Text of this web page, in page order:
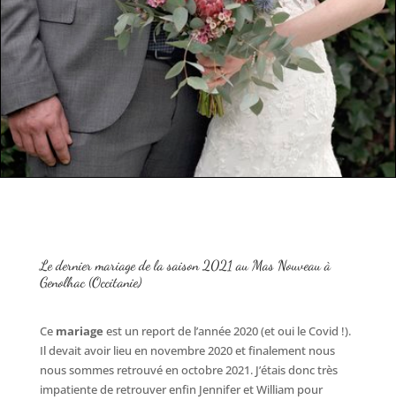
Le dernier mariage de la saison 2021 au Mas Nouveau à
Genolhac (Occitanie)
Ce mariage est un report de l’année 2020 (et oui le Covid !).
Il devait avoir lieu en novembre 2020 et finalement nous
nous sommes retrouvé en octobre 2021. J’étais donc très
impatiente de retrouver enfin Jennifer et William pour